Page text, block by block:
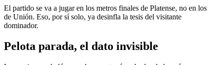
El partido se va a jugar en los metros finales de Platense, no en los
de Unión. Eso, por sí solo, ya desinfla la tesis del visitante
dominador.
Pelota parada, el dato invisible